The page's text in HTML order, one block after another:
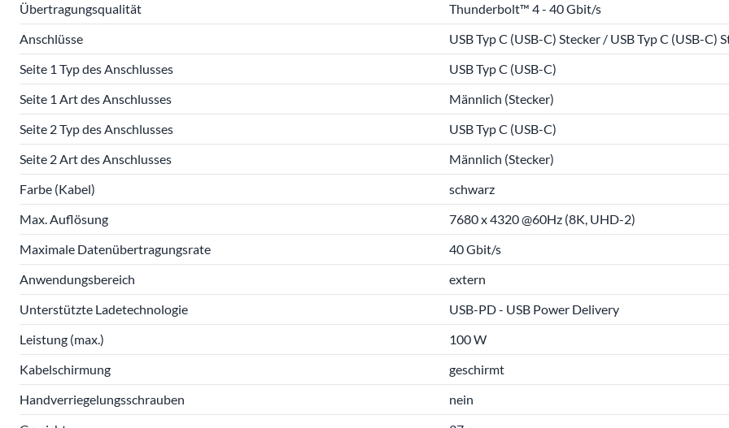
Übertragungsqualität
Thunderbolt™ 4 - 40 Gbit/s
Anschlüsse
USB Typ C (USB-C) Stecker / USB Typ C (USB-C)
Seite 1 Typ des Anschlusses
USB Typ C (USB-C)
Seite 1 Art des Anschlusses
Männlich (Stecker)
Seite 2 Typ des Anschlusses
USB Typ C (USB-C)
Seite 2 Art des Anschlusses
Männlich (Stecker)
Farbe (Kabel)
schwarz
Max. Auflösung
7680 x 4320 @60Hz (8K, UHD-2)
Maximale Datenübertragungsrate
40 Gbit/s
Anwendungsbereich
extern
Unterstützte Ladetechnologie
USB-PD - USB Power Delivery
Leistung (max.)
100 W
Kabelschirmung
geschirmt
Handverriegelungsschrauben
nein